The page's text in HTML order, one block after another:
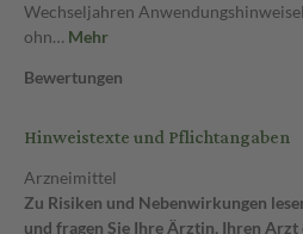
Wechseljahren
ohn… Mehr
Bewertungen
Hinweistexte und Pflichtangaben
Arzneimittel
Zu Risiken und Nebenwirkungen
und fragen Sie Ihre Ärztin, Ihren